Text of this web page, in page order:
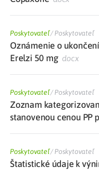
Poskytovateľ/Poskytovateľ
Oznámenie o
Erelzi 50 mgdocx
Poskytovateľ/Poskytovateľ
Zoznam
stanovenou cenou PP
Poskytovateľ/Poskytovateľ
Štatistické údaje k